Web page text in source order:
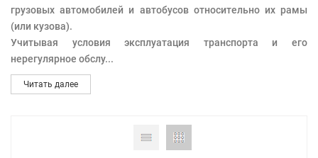
грузовых автомобилей и автобусов относительно их рамы
(или кузова).
Учитывая условия эксплуатация транспорта и его
нерегулярное обслу...
Читать далее